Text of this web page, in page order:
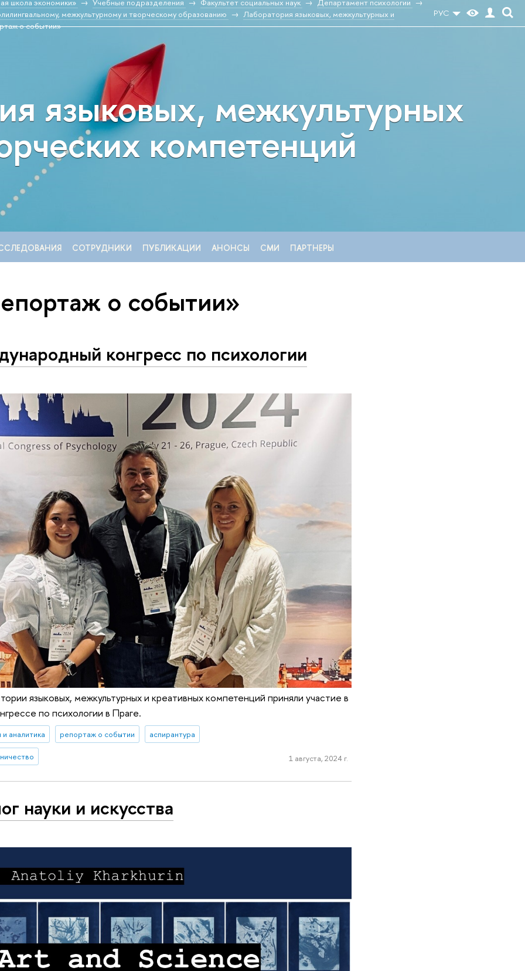
РУС
межкультурному и творческому образованию
Лаборатория языковых, межкультурных и
о событии»
языковых, межкультурных
компетенций
СОТРУДНИКИ ПУБЛИКАЦИИ АНОНСЫ СМИ ПАРТНЕРЫ
о событии»
конгресс по психологии
языковых, межкультурных и креативных компетенций приняли участие в
по психологии в Праге.
аналитика репортаж о событии аспирантура
1 августа, 2024 г.
науки и искусства